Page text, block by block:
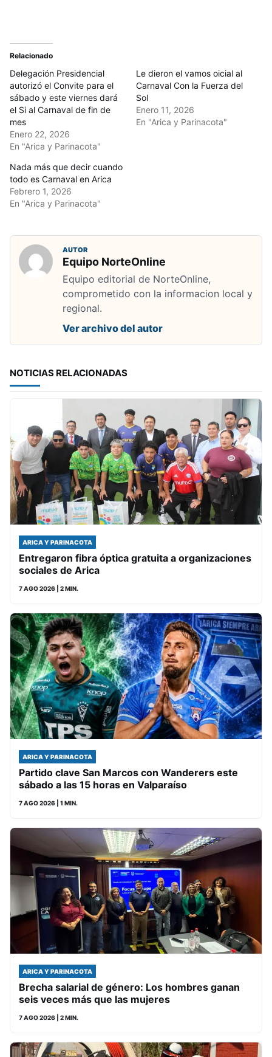
Relacionado
Delegación Presidencial
autorizó el Convite para el
sábado y este viernes dará
el Si al Carnaval de fin de
mes
Enero 22, 2026
En "Arica y Parinacota"
Le dieron el vamos oicial al
Carnaval Con la Fuerza del
Sol
Enero 11, 2026
En "Arica y Parinacota"
Nada más que decir cuando
todo es Carnaval en Arica
Febrero 1, 2026
En "Arica y Parinacota"
AUTOR
Equipo NorteOnline
Equipo editorial de NorteOnline,
comprometido con la informacion local y
regional.
Ver archivo del autor
NOTICIAS RELACIONADAS
ARICA Y PARINACOTA
Entregaron fibra óptica gratuita a organizaciones
sociales de Arica
7 AGO 2026 | 2 MIN.
ARICA Y PARINACOTA
Partido clave San Marcos con Wanderers este
sábado a las 15 horas en Valparaíso
7 AGO 2026 | 1 MIN.
ARICA Y PARINACOTA
Brecha salarial de género: Los hombres ganan
seis veces más que las mujeres
7 AGO 2026 | 2 MIN.